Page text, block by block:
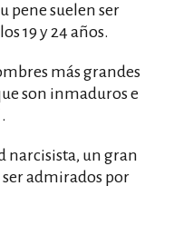
pene suelen ser
19 y 24 años.
más grandes
son inmaduros e
narcisista, un gran
admirados por